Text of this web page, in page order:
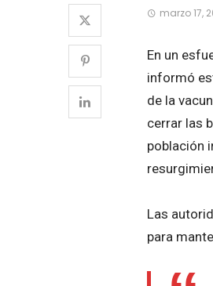
marzo 17,
En un
informó
de la
cerrar las
población
Las
para